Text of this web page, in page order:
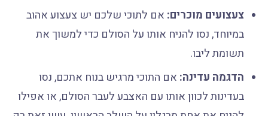
צעצועים מוכרים:אם לתוכי שלכם יש צעצוע אהוב
במיוחד, נסו להניח אותו על הסולם כדי למשוך את
תשומת ליבו.
הדגמה עדינה:אם התוכי מרגיש בנוח אתכם, נסו
בעדינות לכוון אותו עם האצבע לעבר הסולם, או אפילו